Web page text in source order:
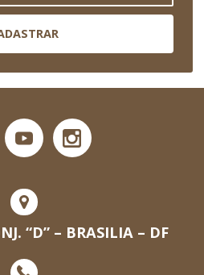
“D” – BRASILIA – DF